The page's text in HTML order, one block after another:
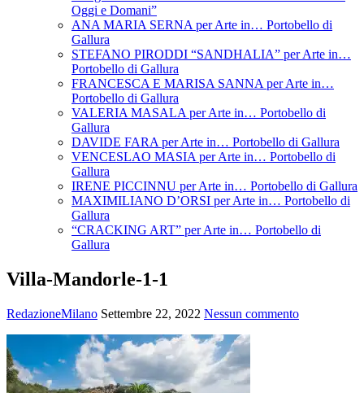
Oggi e Domani”
ANA MARIA SERNA per Arte in… Portobello di
Gallura
STEFANO PIRODDI “SANDHALIA” per Arte in…
Portobello di Gallura
FRANCESCA E MARISA SANNA per Arte in…
Portobello di Gallura
VALERIA MASALA per Arte in… Portobello di
Gallura
DAVIDE FARA per Arte in… Portobello di Gallura
VENCESLAO MASIA per Arte in… Portobello di
Gallura
IRENE PICCINNU per Arte in… Portobello di Gallura
MAXIMILIANO D’ORSI per Arte in… Portobello di
Gallura
“CRACKING ART” per Arte in… Portobello di
Gallura
Villa-Mandorle-1-1
RedazioneMilano Settembre 22, 2022 Nessun commento